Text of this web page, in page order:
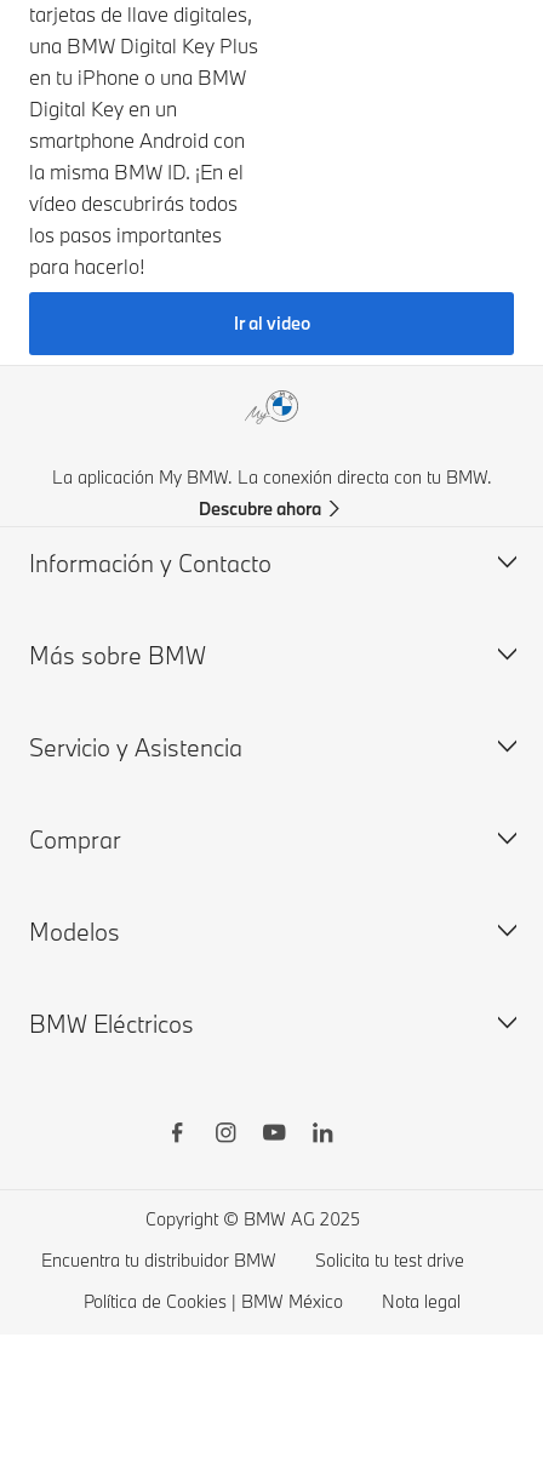
tarjetas de llave digitales,
una BMW Digital Key Plus
en tu iPhone o una BMW
Digital Key en un
smartphone Android con
la misma BMW ID. ¡En el
vídeo descubrirás todos
los pasos importantes
para hacerlo!
Ir al video
La aplicación My BMW. La conexión directa con tu BMW.
Descubre ahora
Información y Contacto
Atención a clientes
Fichas Técnicas y Lista de precios
Encuentra tu Distribuidor Autorizado BMW
Más sobre BMW
Sobre nosotros
Servicio y Asistencia
My BMW
BMW ConnectedDrive
Comprar
Configura y precio
BMW Financial Services
Modelos
BMW Gama X
BMW Serie 2
BMW Serie 1
BMW Eléctricos
Copyright © BMW AG 2025
Encuentra tu distribuidor BMW
Solicita tu test drive
Política de Cookies | BMW México
Nota legal